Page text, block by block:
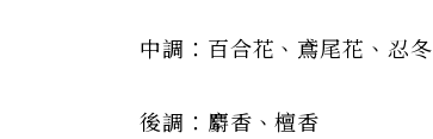
中調：百合花、鳶尾花、忍冬
後調：麝香、檀香